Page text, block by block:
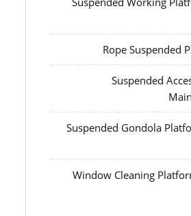
Rope Suspended
Suspended
Suspended Gondola
Window Cleaning